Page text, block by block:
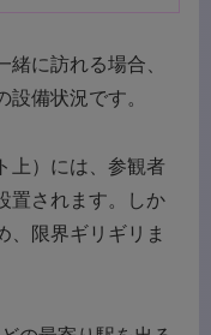
に訪れる場合、
備状況です。
上）には、参観者
置されます。しか
、限界ギリギリま